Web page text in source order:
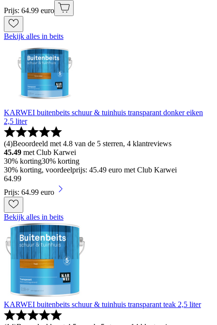
Prijs: 64.99 euro
Bekijk alles in beits
KARWEI buitenbeits schuur & tuinhuis transparant donker eiken
2,5 liter
(4)Beoordeeld met 4.8 van de 5 sterren, 4 klantreviews
45.49 met Club Karwei
30% korting30% korting
30% korting, voordeelprijs: 45.49 euro met Club Karwei
64.99
Prijs: 64.99 euro
Bekijk alles in beits
KARWEI buitenbeits schuur & tuinhuis transparant teak 2,5 liter